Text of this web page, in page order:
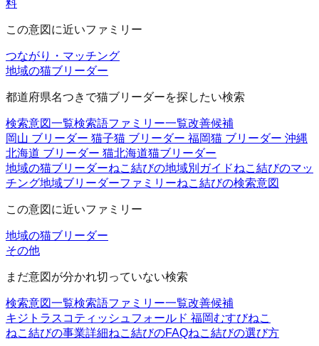
料
この意図に近いファミリー
つながり・マッチング
地域の猫ブリーダー
都道府県名つきで猫ブリーダーを探したい検索
検索意図一覧検索語ファミリー一覧改善候補
岡山 ブリーダー 猫子猫 ブリーダー 福岡猫 ブリーダー 沖縄
北海道 ブリーダー 猫北海道猫ブリーダー
地域の猫ブリーダーねこ結びの地域別ガイドねこ結びのマッ
チング地域ブリーダーファミリーねこ結びの検索意図
この意図に近いファミリー
地域の猫ブリーダー
その他
まだ意図が分かれ切っていない検索
検索意図一覧検索語ファミリー一覧改善候補
キジトラスコティッシュフォールド 福岡むすびねこ
ねこ結びの事業詳細ねこ結びのFAQねこ結びの選び方